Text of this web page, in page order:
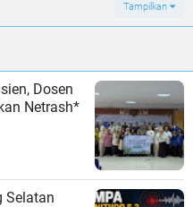
Tampilkan
Dosen
Netrash*
Selatan